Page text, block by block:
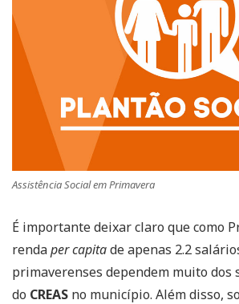
Assistência Social em Primavera
É importante deixar claro que como
rendaper capitade apenas 2.2
primaverenses dependem muito dos
do CREAS no município. Além disso,